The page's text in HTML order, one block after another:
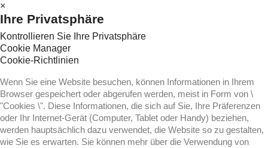
×
Ihre Privatsphäre
Kontrollieren Sie Ihre Privatsphäre
Cookie Manager
Cookie-Richtlinien
Wenn Sie eine Website besuchen, können Informationen in Ihrem
Browser gespeichert oder abgerufen werden, meist in Form von \
"Cookies \". Diese Informationen, die sich auf Sie, Ihre Präferenzen
oder Ihr Internet-Gerät (Computer, Tablet oder Handy) beziehen,
werden hauptsächlich dazu verwendet, die Website so zu gestalten,
wie Sie es erwarten. Sie können mehr über die Verwendung von